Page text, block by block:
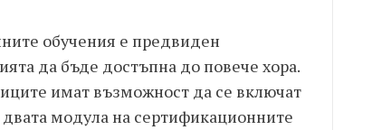
обучения е предвиден
да бъде достъпна до повече хора.
имат възможност да се включат
модула на сертификационните